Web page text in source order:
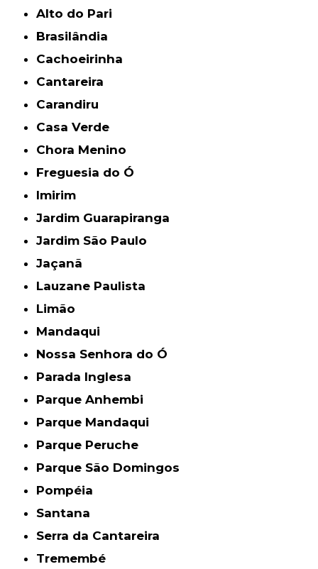
Alto do Pari
Brasilândia
Cachoeirinha
Cantareira
Carandiru
Casa Verde
Chora Menino
Freguesia do Ó
Imirim
Jardim Guarapiranga
Jardim São Paulo
Jaçanã
Lauzane Paulista
Limão
Mandaqui
Nossa Senhora do Ó
Parada Inglesa
Parque Anhembi
Parque Mandaqui
Parque Peruche
Parque São Domingos
Pompéia
Santana
Serra da Cantareira
Tremembé